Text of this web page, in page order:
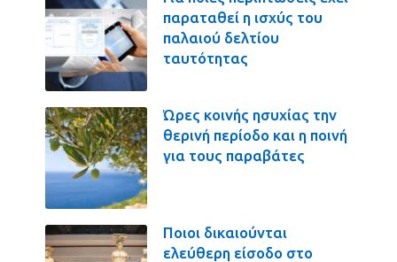
παραταθεί η ισχύς του
παλαιού δελτίου
ταυτότητας
Ώρες κοινής ησυχίας την
θερινή περίοδο και η ποινή
για τους παραβάτες
Ποιοι δικαιούνται
ελεύθερη είσοδο στο